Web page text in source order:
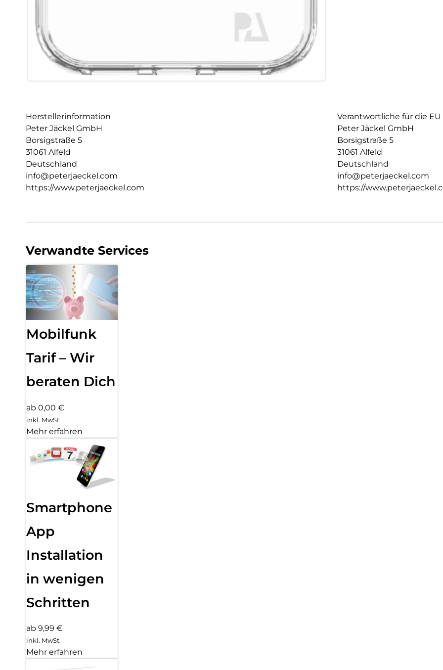
Herstellerinformation
Peter Jäckel GmbH
Borsigstraße 5
31061 Alfeld
Deutschland
info@peterjaeckel.com
https://www.peterjaeckel.com
Verantwortliche für die EU
Peter Jäckel GmbH
Borsigstraße 5
31061 Alfeld
Deutschland
info@peterjaeckel.com
https://
Verwandte Services
Mobilfunk
Tarif – Wir
beraten Dich
ab 0,00 €
inkl. MwSt.
Mehr erfahren
Smartphone
App
Installation
in wenigen
Schritten
ab 9,99 €
inkl. MwSt.
Mehr erfahren